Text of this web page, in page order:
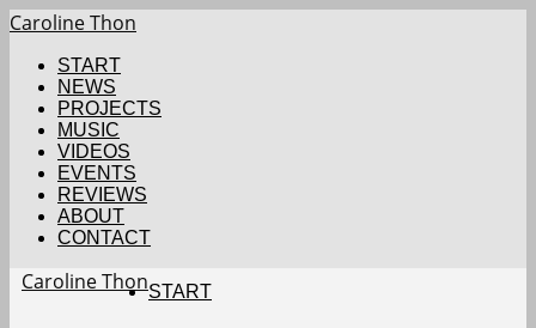
Caroline Thon
START
NEWS
PROJECTS
MUSIC
VIDEOS
EVENTS
REVIEWS
ABOUT
CONTACT
Caroline ThonSTART